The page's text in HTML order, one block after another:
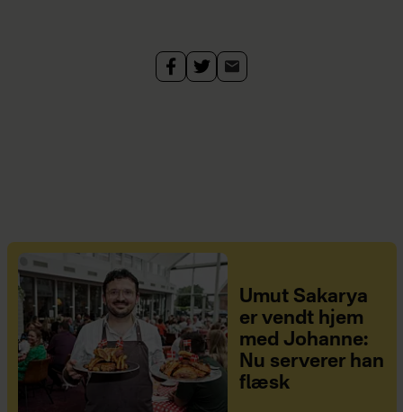
Umut Sakarya
er vendt hjem
med Johanne:
Nu serverer han
flæsk